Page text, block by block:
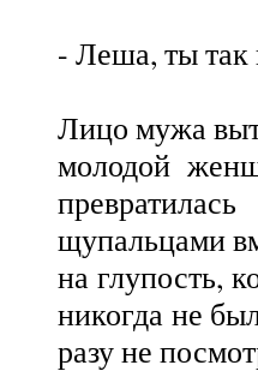
- Леша, ты так
Лицо мужа
молодой
щупальцами
на глупость,
никогда не
разу не